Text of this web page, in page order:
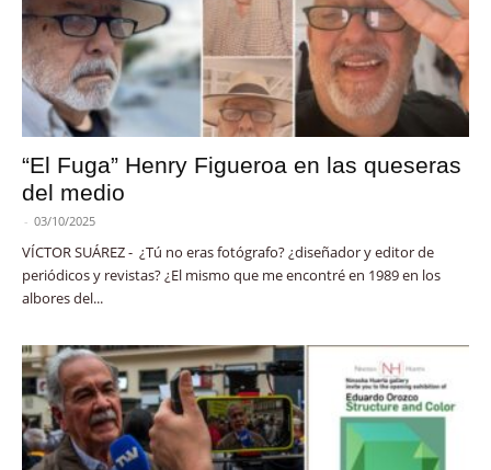
“El Fuga” Henry Figueroa en las queseras
del medio
- 03/10/2025
VÍCTOR SUÁREZ - ¿Tú no eras fotógrafo? ¿diseñador y editor de
periódicos y revistas? ¿El mismo que me encontré en 1989 en los
albores del...